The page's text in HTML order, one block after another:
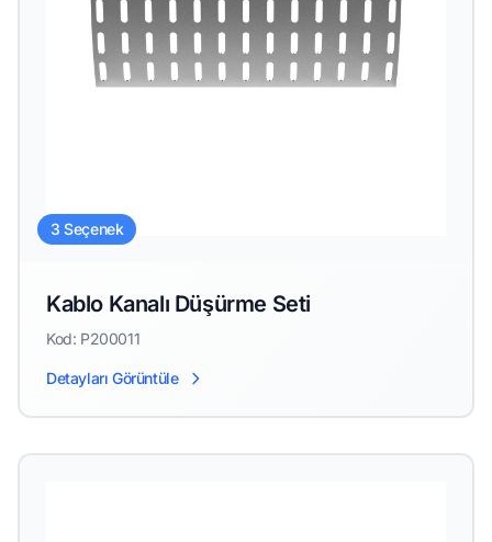
3 Seçenek
Kablo Kanalı Düşürme Seti
Kod: P200011
Detayları Görüntüle